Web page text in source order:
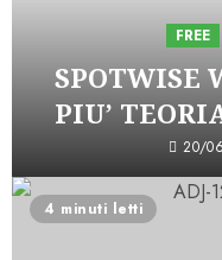
FREE
SPOTWISE
PIU’
20/
4 minuti letti